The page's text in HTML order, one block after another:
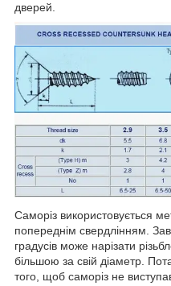
дверей.
Саморіз використовується
попереднім свердлінням.
градусів може нарізати
більшою за свій діаметр.
того, щоб саморіз не